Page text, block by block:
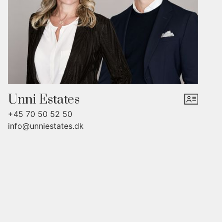
være en integreret del af et sammenhængende udtryk.
Sådan er det både udenfor og indenfor.
Når I træder op ad den lille trappe og ind gennem
hoveddøren, kommer I direkte ind i et lækkert
opholdsareal via en entré, der ligger åbent til den ene
af etagens tre smukke og sammenhængende
opholdsrum. Det største og husets ubetingede
skønneste samlingspunkt er køkkenalrummet, et
rigtigt leverum, hvorfra der også er fløjdøre ud til en
terrasse, der ligger i niveau med køkkenalrummet og
dermed løftet op i forhold til boligens anden terrasse.
Unni Estates
+45 70 50 52 50
info@unniestates.dk